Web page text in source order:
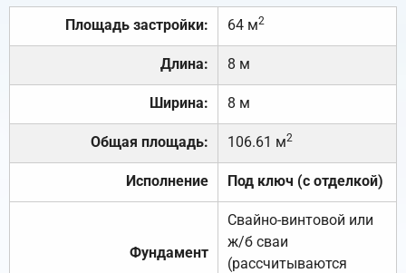
Площадь застройки: 64 м2
Длина: 8 м
Ширина: 8 м
Общая площадь: 106.61 м2
Исполнение Под ключ (с отделкой)
Фундамент
Свайно-винтовой или
ж/б сваи
(рассчитываются